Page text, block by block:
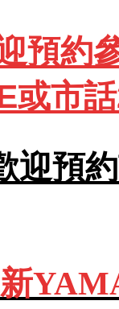
預約
或市
迎預